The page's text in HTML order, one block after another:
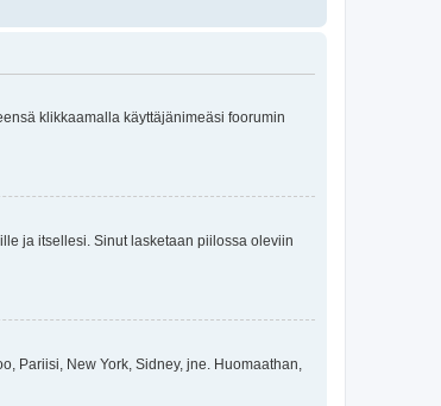
klikkaamalla käyttäjänimeäsi foorumin
ja itsellesi. Sinut lasketaan piilossa oleviin
Pariisi, New York, Sidney, jne. Huomaathan,